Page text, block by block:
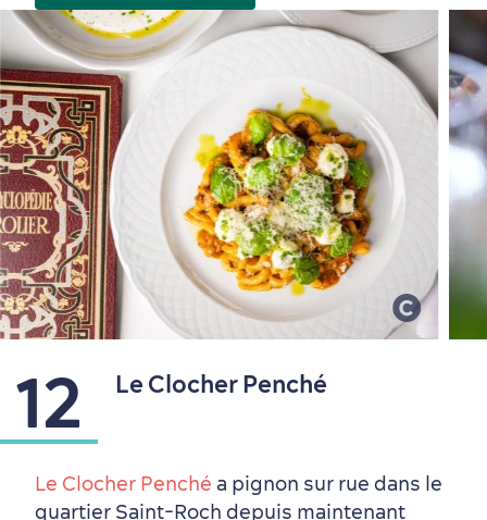
12 Le Clocher Penché
Le Clocher Penché a pignon sur rue dans le
quartier Saint-Roch depuis maintenant